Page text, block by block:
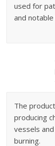
used for
and
The
producing
vessels
burning.